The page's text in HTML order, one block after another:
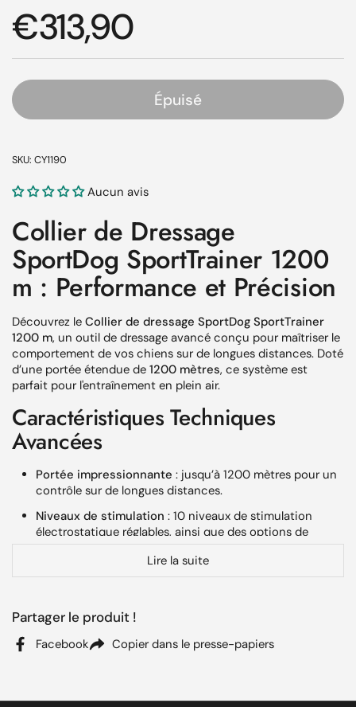
Prix régulier
€313,90
Épuisé
SKU: CY1190
Aucun avis
Collier de Dressage
SportDog SportTrainer 1200
m : Performance et Précision
Découvrez le Collier de dressage SportDog SportTrainer
1200 m, un outil de dressage avancé conçu pour maîtriser le
comportement de vos chiens sur de longues distances. Doté
d’une portée étendue de 1200 mètres, ce système est
parfait pour l'entraînement en plein air.
Caractéristiques Techniques
Avancées
Portée impressionnante : jusqu’à 1200 mètres pour un
contrôle sur de longues distances.
Niveaux de stimulation : 10 niveaux de stimulation
électrostatique réglables, ainsi que des options de
vibration et de signal sonore pour une personnalisation
en seulement 2 heures, offrant une autonomie de 140 à
à l’ajout de colliers récepteurs supplémentaires.
Lire la suite
Partager le produit !
Facebook Copier dans le presse-papiers